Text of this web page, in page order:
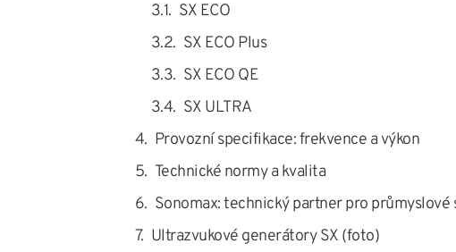
SX ECO
SX ECO Plus
SX ECO QE
SX ULTRA
Provozní specifikace: frekvence a výkon
Technické normy a kvalita
Sonomax: technický partner pro průmyslové
Ultrazvukové generátory SX (foto)